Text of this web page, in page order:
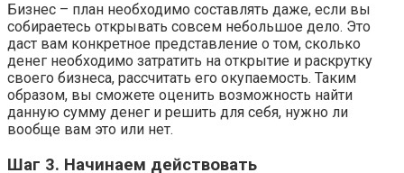
Бизнес – план необходимо составлять даже, если вы
собираетесь открывать совсем небольшое дело. Это
даст вам конкретное представление о том, сколько
денег необходимо затратить на открытие и раскрутку
своего бизнеса, рассчитать его окупаемость. Таким
образом, вы сможете оценить возможность найти
данную сумму денег и решить для себя, нужно ли
вообще вам это или нет.
Шаг 3. Начинаем действовать